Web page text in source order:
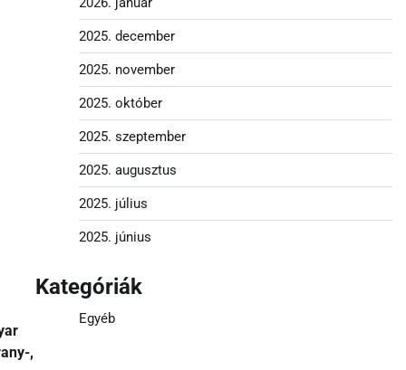
,
2025. december
2025. november
2025. október
2025. szeptember
2025. augusztus
2025. július
2025. június
Kategóriák
Egyéb